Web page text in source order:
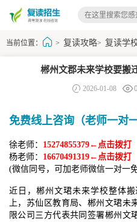
当前位置： > 复读攻略> 复读学
郴州文郡未来学校要搬
2026-01-08 0
免费线上咨询（老师一对
徐老师： 15274855379←点击拨打
杨老师： 16670491319←点击拨打
(微信同号，可加老师微信一对一
近日，郴州文珺未来学校整体
上，苏仙区教育局、郴州文珺
限公司三方代表共同签署郴州文